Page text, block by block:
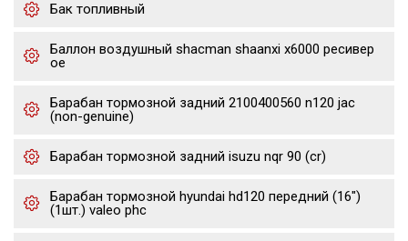
Бак топливный
Баллон воздушный shacman shaanxi x6000 ресивер
oe
Барабан тормозной задний 2100400560 n120 jac
(non-genuine)
Барабан тормозной задний isuzu nqr 90 (cr)
Барабан тормозной hyundai hd120 передний (16")
(1шт.) valeo phc